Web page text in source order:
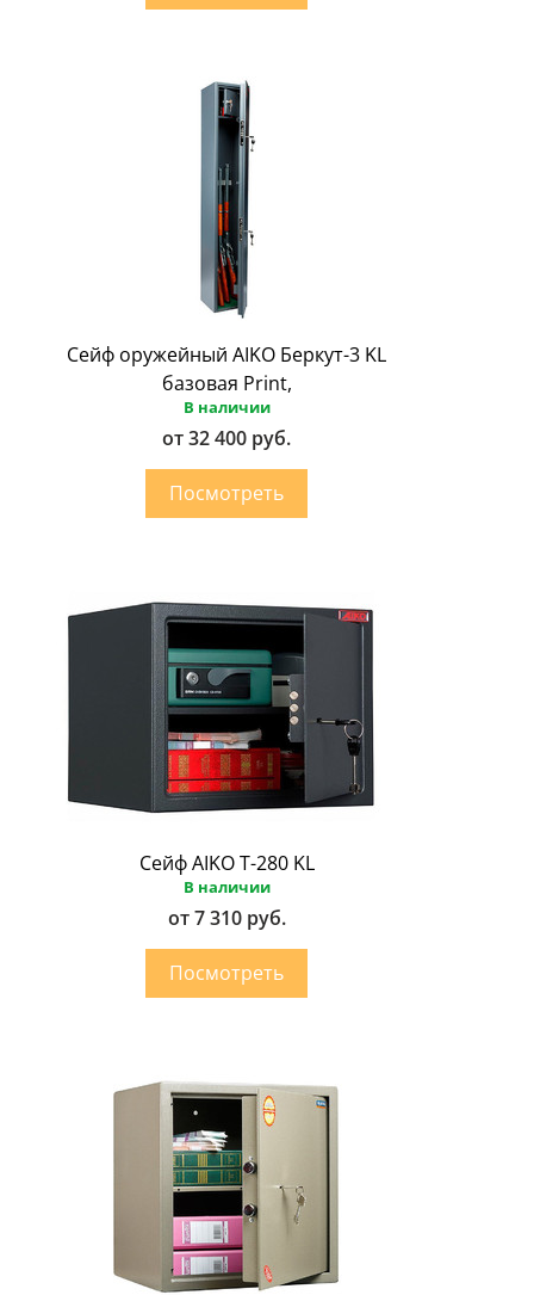
Сейф оружейный AIKO Беркут-3 KL
базовая Print,
В наличии
от 32 400 руб.
Сейф AIKO Т-280 KL
В наличии
от 7 310 руб.